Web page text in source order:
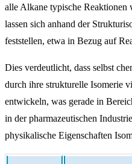
alle Alkane typische Reaktionen
lassen sich anhand der
feststellen, etwa in Bezug auf
Dies verdeutlicht, dass selbst
durch ihre strukturelle Isomerie
entwickeln, was gerade in
in der pharmazeutischen
physikalische Eigenschaften